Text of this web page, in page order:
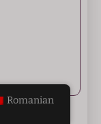
Romanian